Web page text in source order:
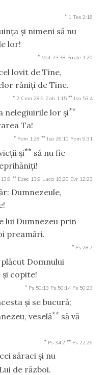
* 1 Tes 2:16
şi nimeni să nu
lor!
* Mat 23:38 Fapte 1:20
lovit de Tine,
răniţi de Tine.
* 2 Cron 28:9 Zah 1:15 ** Isa 53:4
nelegiuirile lor şi**
Ta!
* Rom 1:28 ** Isa 26:10 Rom 9:31
şi** să nu fie
** Ezec 13:9 Luca 10:20 Evr 12:23
Dumnezeule,
lui Dumnezeu prin
preamări.
* Ps 28:7
plăcut Domnului
copite!
* Ps 50:13 Ps 50:14 Ps 50:23
şi se bucură;
veselă** să vă
* Ps 34:2 ** Ps 22:26
săraci şi nu
Lui de război.